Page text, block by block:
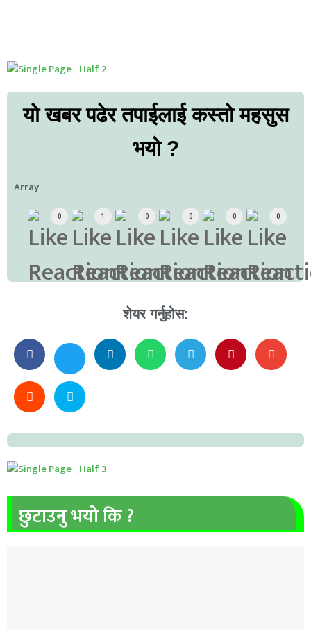
यो खबर पढेर तपाईलाई कस्तो महसुस
भयो ?
Array
0 1 0 0 0 0
शेयर गर्नुहोस:
छुटाउनु भयो कि ?